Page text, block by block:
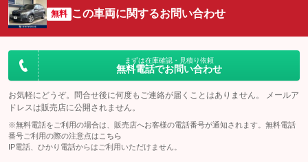
無料 この車両に関するお問い合わせ
まずは在庫確認・見積り依頼
無料電話でお問い合わせ
お気軽にどうぞ。問合せ後に何度もご連絡が届くことはありません。 メールア
ドレスは販売店に公開されません。
※無料電話をご利用の場合は、販売店へお客様の電話番号が通知されます。無料電話
番号ご利用の際の注意点は こちら
IP電話、ひかり電話からはご利用いただけません。